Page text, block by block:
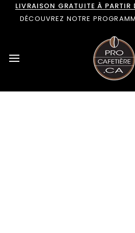
Passer
contenu
LIVRAISON GRATUITE À
DÉCOUVREZ NOTRE